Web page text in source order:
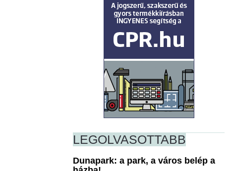
LEGOLVASOTTABB
Dunapark: a park, a város belép a